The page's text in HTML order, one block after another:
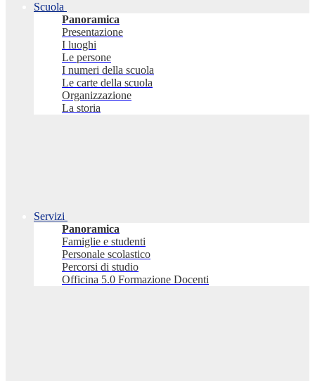
Scuola
Panoramica
Presentazione
I luoghi
Le persone
I numeri della scuola
Le carte della scuola
Organizzazione
La storia
Servizi
Panoramica
Famiglie e studenti
Personale scolastico
Percorsi di studio
Officina 5.0 Formazione Docenti